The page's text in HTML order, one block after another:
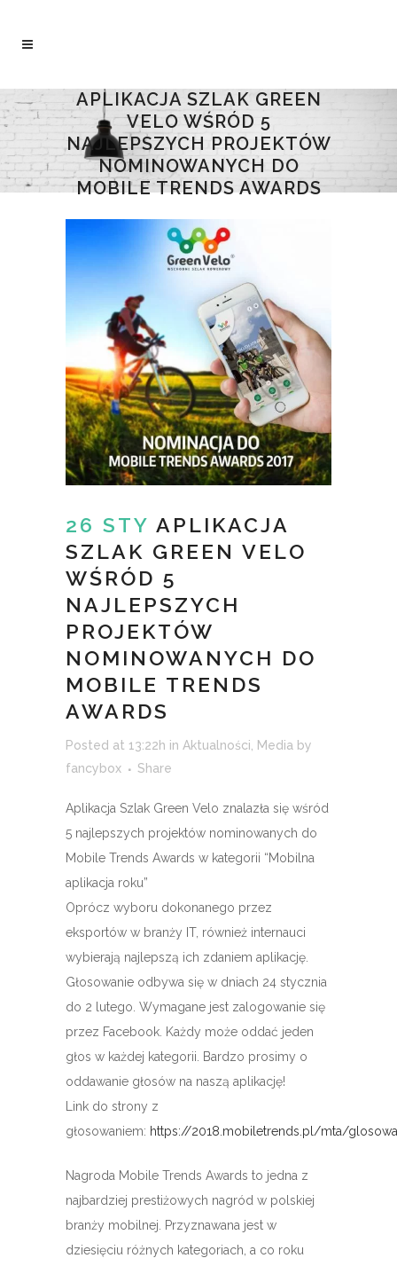
APLIKACJA SZLAK GREEN
VELO WŚRÓD 5
NAJLEPSZYCH PROJEKTÓW
NOMINOWANYCH DO
MOBILE TRENDS AWARDS
26 STY APLIKACJA
SZLAK GREEN VELO
WŚRÓD 5
NAJLEPSZYCH
PROJEKTÓW
NOMINOWANYCH DO
MOBILE TRENDS
AWARDS
Posted at 13:22h in Aktualności Media by
fancybox
Share
Aplikacja Szlak Green Velo znalazła się wśród
5 najlepszych projektów nominowanych do
Mobile Trends Awards w kategorii “Mobilna
aplikacja roku”
Oprócz wyboru dokonanego przez
eksportów w branży IT, również internauci
wybierają najlepszą ich zdaniem aplikację.
Głosowanie odbywa się w dniach 24 stycznia
do 2 lutego. Wymagane jest zalogowanie się
przez Facebook. Każdy może oddać jeden
głos w każdej kategorii. Bardzo prosimy o
oddawanie głosów na naszą aplikację!
Link do strony z
głosowaniem: https://2018.mobiletrends.pl/mta/
Nagroda Mobile Trends Awards to jedna z
najbardziej prestiżowych nagród w polskiej
branży mobilnej. Przyznawana jest w
dziesięciu różnych kategoriach, a co roku